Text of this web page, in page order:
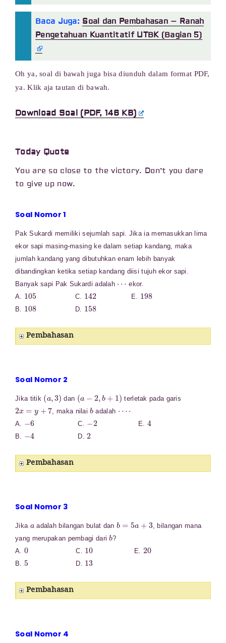
Baca Juga: Soal dan Pembahasan – Ranah
Pengetahuan Kuantitatif UTBK (Bagian 5)
Oh ya, soal di bawah juga bisa diunduh dalam format PDF,
ya. Klik aja tautan di bawah.
Download Soal (PDF, 146 KB)
Today Quote
You are so close to the victory. Don’t you dare
to give up now.
Soal Nomor 1
Pak Sukardi memiliki sejumlah sapi. Jika ia memasukkan lima
ekor sapi masing-masing ke dalam setiap kandang, maka
jumlah kandang yang dibutuhkan enam lebih banyak
dibandingkan ketika setiap kandang diisi tujuh ekor sapi.
Banyak sapi Pak Sukardi adalah
ekor.
A.
105
C.
142
E.
198
B.
108
D.
158
Pembahasan
Soal Nomor 2
Jika titik
( 3)
dan
(a ,b +
terletak pada garis
2
, maka nilai
b
adalah
A.
6
C.
2
E.
4
B.
4
D.
2
Pembahasan
Soal Nomor 3
Jika adalah bilangan bulat dan
b a
, bilangan mana
yang merupakan pembagi dari
b
?
A.
0
C.
10
E.
20
B.
5
D.
13
Pembahasan
Soal Nomor 4